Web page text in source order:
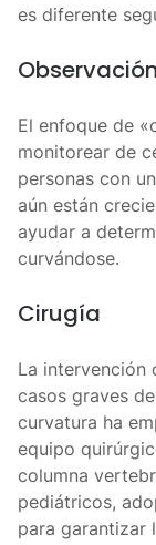
es diferente
Observación
El enfoque de
monitorear de
personas con
aún están
ayudar a
curvándose.
Cirugía
La intervención
casos graves
curvatura ha
equipo
columna
pediátricos,
para garantizar